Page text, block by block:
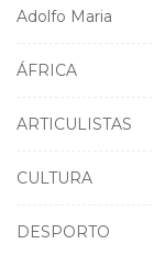
Adolfo Maria
ÁFRICA
ARTICULISTAS
CULTURA
DESPORTO